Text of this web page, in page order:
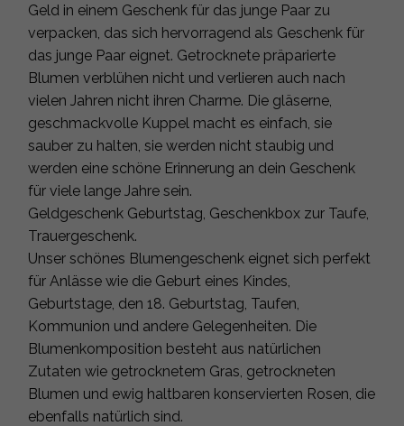
Geld in einem Geschenk für das junge Paar zu
verpacken, das sich hervorragend als Geschenk für
das junge Paar eignet. Getrocknete präparierte
Blumen verblühen nicht und verlieren auch nach
vielen Jahren nicht ihren Charme. Die gläserne,
geschmackvolle Kuppel macht es einfach, sie
sauber zu halten, sie werden nicht staubig und
werden eine schöne Erinnerung an dein Geschenk
für viele lange Jahre sein.
Geldgeschenk Geburtstag, Geschenkbox zur Taufe,
Trauergeschenk.
Unser schönes Blumengeschenk eignet sich perfekt
für Anlässe wie die Geburt eines Kindes,
Geburtstage, den 18. Geburtstag, Taufen,
Kommunion und andere Gelegenheiten. Die
Blumenkomposition besteht aus natürlichen
Zutaten wie getrocknetem Gras, getrockneten
Blumen und ewig haltbaren konservierten Rosen, die
ebenfalls natürlich sind.